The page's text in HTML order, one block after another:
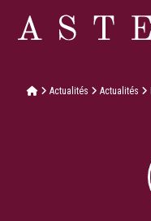
Actualités Actualités